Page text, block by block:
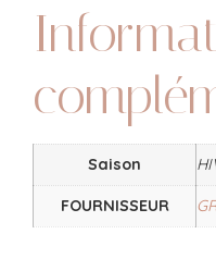
Saison
FOURNISSEUR